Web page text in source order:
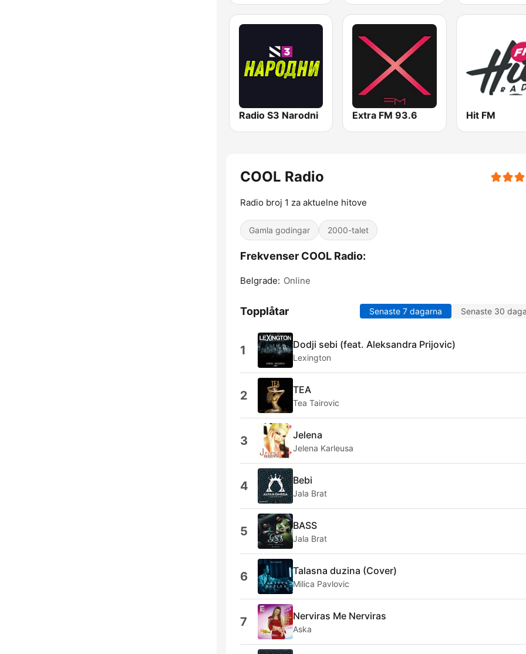
Radio S3 Narodni Extra FM 93.6 Hit FM
COOL Radio
Radio broj 1 za aktuelne hitove
Gamla godingar 2000-talet
Frekvenser COOL Radio:
Belgrade: Online
Topplåtar Senaste 7 dagarna Senaste 30
1 Dodji sebi (feat. Aleksandra Prijovic)
Lexington
2 TEA
Tea Tairovic
3 Jelena
Jelena Karleusa
4 Bebi
Jala Brat
5 BASS
Jala Brat
6 Talasna duzina (Cover)
Milica Pavlovic
7 Nerviras Me Nerviras
Aska